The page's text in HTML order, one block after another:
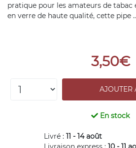
pratique pour les amateurs de tabac
en verre de haute qualité, cette pipe
3,50€
En stock
Livré : 11 - 14 août